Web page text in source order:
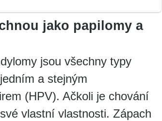
jako papilomy a
jsou všechny typy
a stejným
(HPV). Ačkoli je chování
vlastní vlastnosti. Zápach